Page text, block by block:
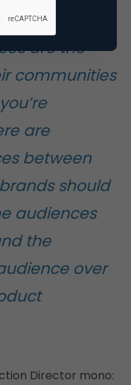
only
are the
communities
are
between
should
audiences
the
over
Director mono: